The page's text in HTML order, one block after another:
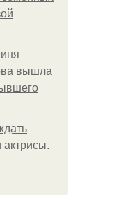
вышла